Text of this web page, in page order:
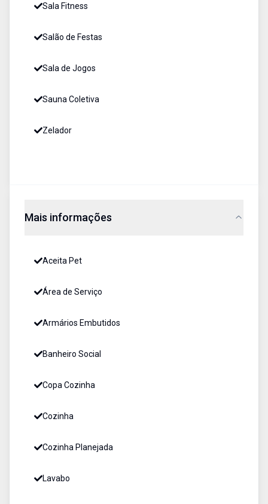
Sala Fitness
Salão de Festas
Sala de Jogos
Sauna Coletiva
Zelador
Mais informações
Aceita Pet
Área de Serviço
Armários Embutidos
Banheiro Social
Copa Cozinha
Cozinha
Cozinha Planejada
Lavabo